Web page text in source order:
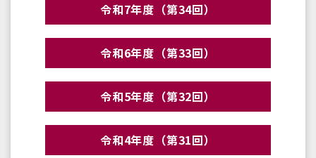
令和7年度（第34回）
令和6年度（第33回）
令和5年度（第32回）
令和4年度（第31回）